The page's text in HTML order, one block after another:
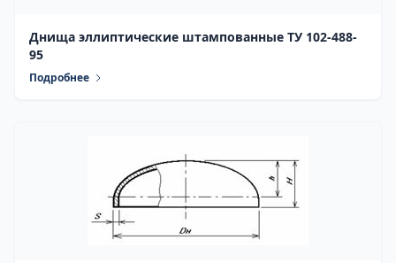
Днища эллиптические штампованные ТУ 102-488-
95
Подробнее